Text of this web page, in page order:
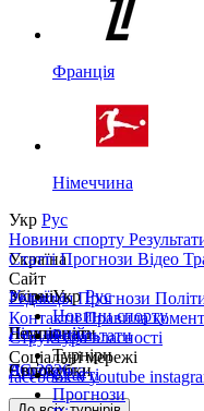
Франція
Німеччина
Укр Рус
Новини спорту
Україна
Україна
Перша ліга
Друга ліга
Кубок України
Збірні
Ліга націй
ЧС 2026
Чемпіонати
Англія
Іспанія
Єврокубки
Ліга чемпіонів
СтаттіПрогнози Відео
Сайт
РедакціяПрогнози
КонтактиПравила
Структура власності
Соціальні мережі
facebookxyoutube
УкрРус
Новини спорту
Результати
Турніри
Статті
Прогнози